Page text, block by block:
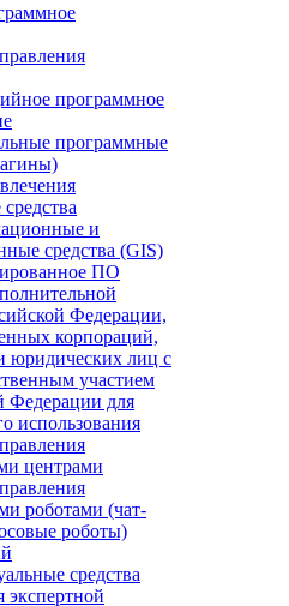
программное
программные
и
средства (GIS)
ПО
Федерации,
корпораций,
юридических лиц с
участием
Федерации для
использования
центрами
роботами (чат-
роботы)
средства
экспертной